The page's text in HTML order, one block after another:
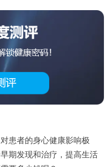
患者的身心健康影响极
期发现和治疗，提高生活